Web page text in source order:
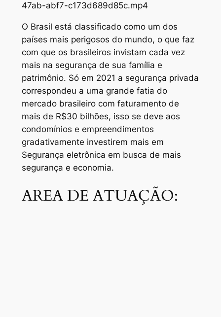
47ab-abf7-c173d689d85c.mp4
O Brasil está classificado como um dos
países mais perigosos do mundo, o que faz
com que os brasileiros invistam cada vez
mais na segurança de sua família e
patrimônio. Só em 2021 a segurança privada
correspondeu a uma grande fatia do
mercado brasileiro com faturamento de
mais de R$30 bilhões, isso se deve aos
condomínios e empreendimentos
gradativamente investirem mais em
Segurança eletrônica em busca de mais
segurança e economia.
AREA DE ATUAÇÃO: